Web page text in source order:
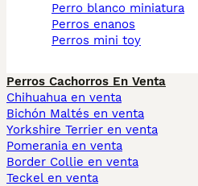
perro blanco miniatura
perros enanos
perros mini toy
Perros Cachorros En Venta
Chihuahua en venta
Bichón Maltés en venta
Yorkshire Terrier en venta
Pomerania en venta
Border Collie en venta
Teckel en venta